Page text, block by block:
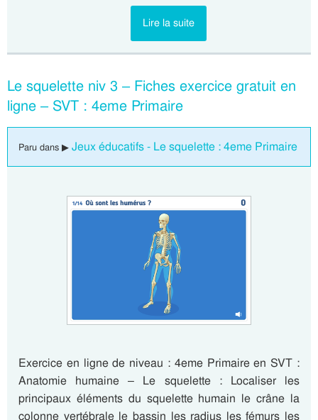
Lire la suite
Le squelette niv 3 – Fiches exercice gratuit en
ligne – SVT : 4eme Primaire
Paru dans ▶ Jeux éducatifs - Le squelette : 4eme Primaire
Exercice en ligne de niveau : 4eme Primaire en SVT :
Anatomie humaine – Le squelette : Localiser les
principaux éléments du squelette humain le crâne la
colonne vertébrale le bassin les radius les fémurs les